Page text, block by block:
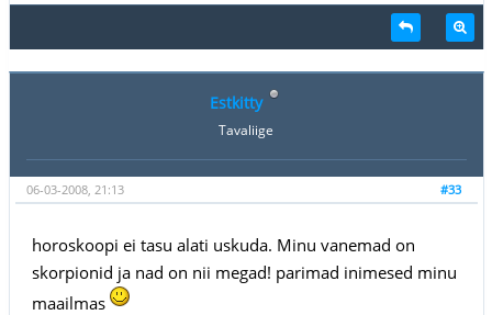
Estkitty
Tavaliige
#33
06-03-2008, 21:13
horoskoopi ei tasu alati uskuda. Minu vanemad on
skorpionid ja nad on nii megad! parimad inimesed minu
maailmas